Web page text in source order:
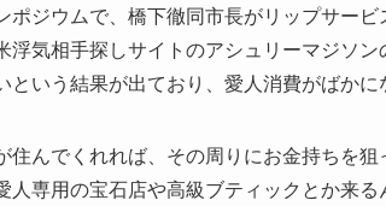
ジウムで、橋下徹同市長がリップサー
浮気相手探しサイトのアシュリーマジソ
いう結果が出ており、愛人消費がばかに
んでくれれば、その周りにお金持ちを
専用の宝石店や高級ブティックとか来る